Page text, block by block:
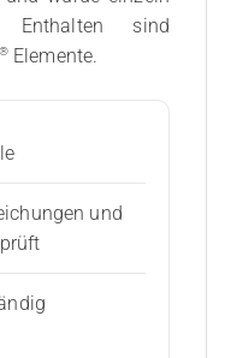
Enthalten sind
®Elemente.
und